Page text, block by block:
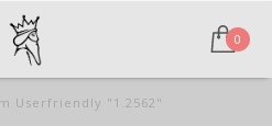
0
Userfriendly "1.2562"